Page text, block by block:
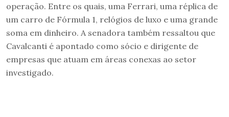
operação. Entre os quais, uma Ferrari, uma réplica de
um carro de Fórmula 1, relógios de luxo e uma grande
soma em dinheiro. A senadora também ressaltou que
Cavalcanti é apontado como sócio e dirigente de
empresas que atuam em áreas conexas ao setor
investigado.